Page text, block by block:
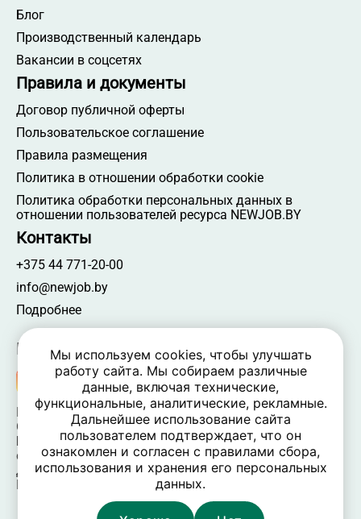
Блог
Производственный календарь
Вакансии в соцсетях
Правила и документы
Договор публичной оферты
Пользовательское соглашение
Правила размещения
Политика в отношении обработки cookie
Политика обработки персональных данных в
отношении пользователей ресурса NEWJOB.BY
Контакты
+375 44 771-20-00
info@newjob.by
Подробнее
Мы в соцсетях
NEWJOB.BY 🐝 2024 - 2026 | Все права защищены
ООО «Атамантия» | УНП 693331617
Беларусь, Минская обл., Минский р-н, Новодворский
c/c,
дом 40/2, оф. 52, р-н д. Большое Стиклево, 223060
Время работы: пн-пт 09:00-17:30, вых. — сб, вс
Мы используем cookies, чтобы улучшать
работу сайта. Мы собираем различные
данные, включая технические,
функциональные, аналитические, рекламные.
Дальнейшее использование сайта
пользователем подтверждает, что он
ознакомлен и согласен с правилами сбора,
использования и хранения его персональных
данных.